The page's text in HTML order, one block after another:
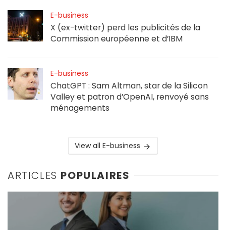
E-business
X (ex-twitter) perd les publicités de la
Commission européenne et d’IBM
E-business
ChatGPT : Sam Altman, star de la Silicon
Valley et patron d’OpenAI, renvoyé sans
ménagements
View all E-business
ARTICLES POPULAIRES